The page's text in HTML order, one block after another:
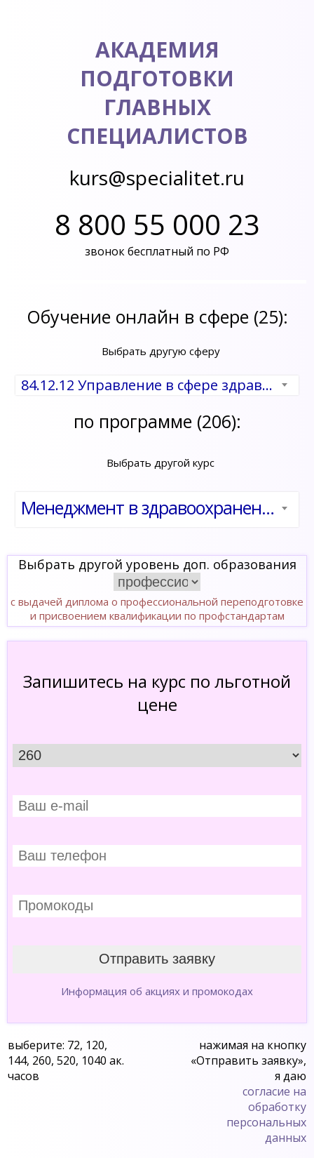
АКАДЕМИЯ
ПОДГОТОВКИ
ГЛАВНЫХ
СПЕЦИАЛИСТОВ
kurs@specialitet.ru
8 800 55 000 23
звонок бесплатный по РФ
Обучение онлайн в сфере (25):
Выбрать другую сферу
84.12.12 Управление в сфере здравоохранения
по программе (206):
Выбрать другой курс
Менеджмент в здравоохранении
Выбрать другой уровень доп. образования
с выдачей диплома о профессиональной переподготовке
и присвоением квалификации по профстандартам
Запишитесь на курс по льготной
цене
Информация об акциях и промокодах
выберите: 72, 120,
144, 260, 520, 1040 ак.
часов
нажимая на кнопку
«Отправить заявку»,
я даю
согласие на
обработку
персональных
данных